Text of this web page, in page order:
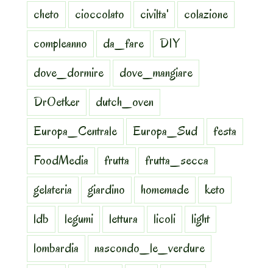
cheto
cioccolato civilta'
colazione
compleanno
da_fare
DIY
dove_dormire
dove_mangiare
DrOetker
dutch_oven
Europa_Centrale
Europa_Sud
festa
FoodMedia
frutta
frutta_secca
gelateria
giardino homemade
keto
ldb
legumi lettura licoli
light
lombardia
nascondo_le_verdure